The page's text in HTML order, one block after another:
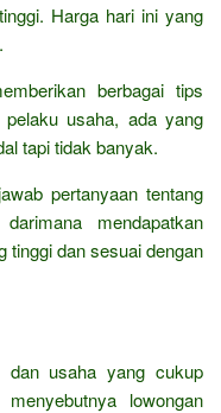
Harga hari ini yang
berbagai tips
usaha, ada yang
tapi tidak banyak.
pertanyaan tentang
mendapatkan
tinggi dan sesuai dengan
dan usaha yang cukup
lowongan